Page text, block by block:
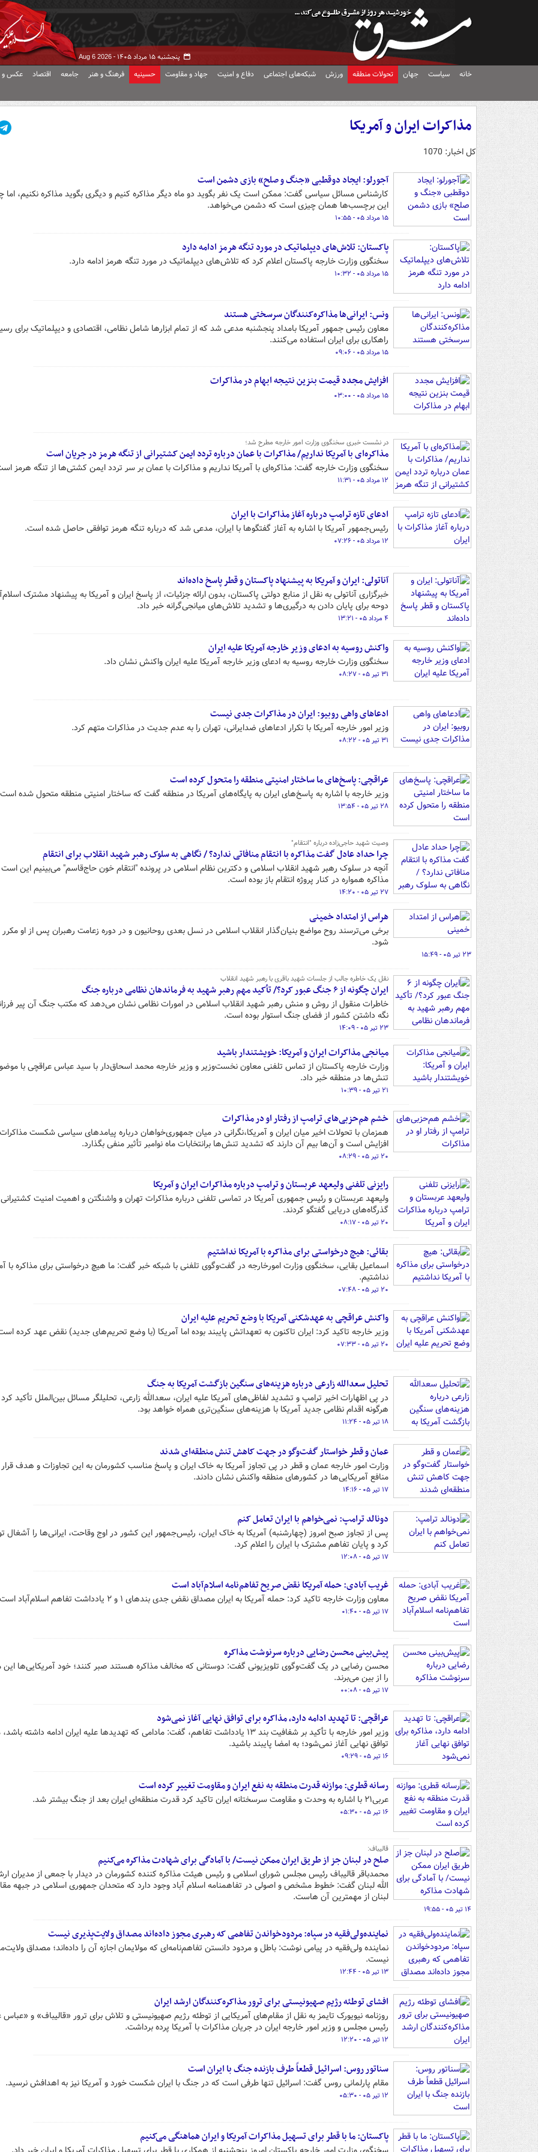
پنجشنبه ۱۵ مرداد ۱۴۰۵ - Aug 6 2026
خانه سیاست جهان تحولات منطقه ورزش شبکه‌های اجتماعی دفاع و امنیت جهاد و مقاومت حسینیه فرهنگ و هنر جامعه اقتصاد عکس و
مذاکرات ایران و آمریکا
کل اخبار: 1070
آجورلو: ایجاد دوقطبی «جنگ و صلح‌» بازی دشمن است
کارشناس مسائل سیاسی گفت: ممکن است یک نفر بگوید دو ماه دیگر مذاکره کنیم و دیگری بگوید مذاکره نکنیم، اما
این برچسب‌ها همان چیزی است که دشمن می‌خواهد.
۱۵ مرداد ۰۵ - ۱۰:۵۵
پاکستان: تلاش‌های دیپلماتیک در مورد تنگه هرمز ادامه دارد
سخنگوی وزارت خارجه پاکستان اعلام کرد که تلاش‌های دیپلماتیک در مورد تنگه هرمز ادامه دارد.
۱۵ مرداد ۰۵ - ۱۰:۳۲
ونس: ایرانی‌ها مذاکره‌کنندگان سرسختی هستند
معاون رئیس جمهور آمریکا بامداد پنجشنبه مدعی شد که از تمام ابزارها شامل نظامی، اقتصادی و دیپلماتیک برای
راهکاری برای ایران استفاده می‌کنند.
۱۵ مرداد ۰۵ - ۰۹:۰۶
افزایش مجدد قیمت بنزین نتیجه ابهام در مذاکرات
۱۵ مرداد ۰۵ - ۰۳:۰۰
در نشست خبری سخنگوی وزارت امور خارجه مطرح شد؛
مذاکره‌ای با آمریکا نداریم/ مذاکرات با عمان درباره تردد ایمن کشتیرانی از تنگه هرمز در جریان است
سخنگوی وزارت خارجه گفت: مذاکره‌ای با آمریکا نداریم و مذاکرات با عمان بر سر تردد ایمن کشتی‌ها از تنگه هرمز
۱۲ مرداد ۰۵ - ۱۱:۳۱
ادعای تازه ترامپ درباره آغاز مذاکرات با ایران
رئیس‌جمهور آمریکا با اشاره به آغاز گفتگوها با ایران، مدعی شد که درباره تنگه هرمز توافقی حاصل شده است.
۱۲ مرداد ۰۵ - ۰۷:۲۶
آناتولی: ایران و آمریکا به پیشنهاد پاکستان و قطر پاسخ داده‌اند
خبرگزاری آناتولی به نقل از منابع دولتی پاکستان، بدون ارائه جزئیات، از پاسخ ایران و آمریکا به پیشنهاد مشترک
دوحه برای پایان دادن به درگیری‌ها و تشدید تلاش‌های میانجی‌گرانه خبر داد.
۴ مرداد ۰۵ - ۱۳:۲۱
واکنش روسیه به ادعای وزیر خارجه آمریکا علیه ایران
سخنگوی وزارت خارجه روسیه به ادعای وزیر خارجه آمریکا علیه ایران واکنش نشان داد.
۳۱ تیر ۰۵ - ۰۸:۲۷
ادعاهای واهی روبیو: ایران در مذاکرات جدی نیست
وزیر امور خارجه آمریکا با تکرار ادعاهای ضدایرانی، تهران را به عدم جدیت در مذاکرات متهم کرد.
۳۱ تیر ۰۵ - ۰۸:۲۲
عراقچی: پاسخ‌های ما ساختار امنیتی منطقه را متحول کرده است
وزیر خارجه با اشاره به پاسخ‌های ایران به پایگاه‌های آمریکا در منطقه گفت که ساختار امنیتی منطقه متحول شده
۲۸ تیر ۰۵ - ۱۳:۵۴
وصیت شهید حاجی‌زاده درباره "انتقام"
چرا حداد عادل گفت مذاکره با انتقام منافاتی ندارد؟ / نگاهی به سلوک رهبر شهید انقلاب برای انتقام
آنچه در سلوک رهبر شهید انقلاب اسلامی و دکترین نظام اسلامی در پرونده "انتقام خون حاج‌قاسم" می‌بینیم این
مذاکره همواره در کنار پروژه انتقام باز بوده است.
۲۷ تیر ۰۵ - ۱۴:۲۰
هراس از امتداد خمینی
برخی می‌ترسند روح مواضع بنیان‌گذار انقلاب اسلامی در نسل بعدی روحانیون و در دوره زعامت رهبران پس از او
شود.
۲۳ تیر ۰۵ - ۱۵:۴۹
نقل یک خاطره جالب از جلسات شهید باقری با رهبر شهید انقلاب
ایران چگونه از ۶ جنگ عبور کرد؟/ تأکید مهم رهبر شهید به فرماندهان نظامی درباره جنگ
خاطرات منقول از روش و منش رهبر شهید انقلاب اسلامی در امورات نظامی نشان می‌دهد که مکتب جنگ آن پیر
نگه داشتن کشور از فضای جنگ استوار بوده است.
۲۳ تیر ۰۵ - ۱۴:۰۹
میانجی مذاکرات ایران و آمریکا: خویشتندار باشید
وزارت خارجه پاکستان از تماس تلفنی معاون نخست‌وزیر و وزیر خارجه محمد اسحاق‌دار با سید عباس عراقچی با
تنش‌ها در منطقه خبر داد.
۲۱ تیر ۰۵ - ۱۰:۳۹
خشم هم‌حزبی‌های ترامپ از رفتار او در مذاکرات
همزمان با تحولات اخیر میان ایران و آمریکا،نگرانی در میان جمهوری‌خواهان درباره پیامدهای سیاسی شکست
افزایش است و آن‌ها بیم آن دارند که تشدید تنش‌ها برانتخابات ماه نوامبر تأثیر منفی بگذارد.
۲۰ تیر ۰۵ - ۰۸:۲۹
رایزنی تلفنی ولیعهد عربستان و ترامپ درباره مذاکرات ایران و آمریکا
ولیعهد عربستان و رئیس جمهوری آمریکا در تماسی تلفنی درباره مذاکرات تهران و واشنگتن و اهمیت امنیت
گذرگاه‌های دریایی گفتگو کردند.
۲۰ تیر ۰۵ - ۰۸:۱۷
بقائی: هیچ درخواستی برای مذاکره با آمریکا نداشتیم
اسماعیل بقایی، سخنگوی وزارت امورخارجه در گفت‌وگوی تلفنی با شبکه خبر گفت: ما هیچ درخواستی برای مذاکره با
نداشتیم.
۲۰ تیر ۰۵ - ۰۷:۴۸
واکنش عراقچی به عهدشکنی آمریکا با وضع تحریم علیه ایران
وزیر خارجه تاکید کرد: ایران تاکنون به تعهداتش پایبند بوده اما آمریکا (با وضع تحریم‌های جدید) نقض عهد کرده
۲۰ تیر ۰۵ - ۰۷:۳۳
تحلیل سعدالله زارعی درباره هزینه‌های سنگین بازگشت آمریکا به جنگ
در پی اظهارات اخیر ترامپ و تشدید لفاظی‌های آمریکا علیه ایران، سعدالله زارعی، تحلیلگر مسائل بین‌الملل تأکید
هرگونه اقدام نظامی جدید آمریکا با هزینه‌های سنگین‌تری همراه خواهد بود.
۱۸ تیر ۰۵ - ۱۱:۲۴
عمان و قطر خواستار گفت‌وگو در جهت کاهش تنش‌ منطقه‌ای شدند
وزارت امور خارجه عمان و قطر در پی تجاوز آمریکا به خاک ایران و پاسخ مناسب کشورمان به این تجاوزات و هدف
منافع‌ آمریکایی‌ها در کشورهای منطقه واکنش نشان دادند.
۱۷ تیر ۰۵ - ۱۴:۱۶
دونالد ترامپ: نمی‌خواهم با ایران تعامل کنم
پس از تجاوز صبح امروز (چهارشنبه) آمریکا به خاک ایران، رئیس‌جمهور این کشور در اوج وقاحت، ایرانی‌ها را
کرد و پایان تفاهم مشترک با ایران را اعلام کرد.
۱۷ تیر ۰۵ - ۱۲:۰۸
غریب آبادی: حمله آمریکا نقض صریح تفاهم‌نامه اسلام‌آباد است
معاون وزارت خارجه تاکید کرد: حمله آمریکا به ایران مصداق نقض جدی بندهای ۱ و ۲ یادداشت تفاهم اسلام‌آباد است.
۱۷ تیر ۰۵ - ۰۱:۴۰
پیش‌بینی محسن رضایی درباره سرنوشت مذاکره
محسن رضایی در یک گفت‌وگوی تلویزیونی گفت: دوستانی که مخالف مذاکره هستند صبر کنند؛ خود آمریکایی‌ها این
را از بین می‌برند.
۱۷ تیر ۰۵ - ۰۰:۰۸
عراقچی: تا تهدید ادامه دارد، مذاکره برای توافق نهایی آغاز نمی‌شود
وزیر امور خارجه با تأکید بر شفافیت بند ۱۳ یادداشت تفاهم، گفت: مادامی که تهدیدها علیه ایران ادامه داشته
توافق نهایی آغاز نمی‌شود؛ به امضا پایبند باشید.
۱۶ تیر ۰۵ - ۰۹:۲۹
رسانه قطری: موازنه قدرت منطقه به نفع ایران و مقاومت تغییر کرده است
عربی۲۱ با اشاره به وحدت و مقاومت سرسختانه ایران تاکید کرد قدرت منطقه‌ای ایران بعد از جنگ بیشتر شد.
۱۶ تیر ۰۵ - ۰۵:۳۰
قالیباف:
صلح در لبنان جز از طریق ایران ممکن‌ نیست/ با آمادگی برای شهادت مذاکره می‌کنیم
محمدباقر قالیباف رئیس مجلس شورای اسلامی و رئیس هیئت مذاکره کننده کشورمان در دیدار با جمعی از مدیران
الله لبنان گفت: خطوط مشخص و اصولی در تفاهمنامه اسلام آباد وجود دارد که متحدان جمهوری اسلامی در جبهه
لبنان از مهمترین آن هاست‌.
۱۴ تیر ۰۵ - ۱۹:۵۵
نماینده‌ولی‌فقیه در سپاه: مردودخواندن تفاهمی که رهبری مجوز داده‌اند مصداق ولایت‌پذیری نیست
نماینده ولی‌فقیه در پیامی نوشت: باطل و مردود دانستن تفاهم‌نامه‌ای که مولایمان اجازه آن را داده‌اند؛ مصداق
نیست.
۱۳ تیر ۰۵ - ۱۲:۴۴
افشای توطئه رژیم صهیونیستی برای ترور مذاکره‌کنندگان ارشد ایران
روزنامه نیویورک تایمز به نقل از مقام‌های آمریکایی از توطئه رژیم صهیونیستی و تلاش برای ترور «قالیباف» و
رئیس مجلس و وزیر امور خارجه ایران در جریان مذاکرات با آمریکا پرده برداشت.
۱۲ تیر ۰۵ - ۱۲:۲۰
سناتور روس: اسرائیل قطعاً طرف بازنده جنگ با ایران است
مقام پارلمانی روس گفت: اسرائیل تنها طرفی است که در جنگ با ایران شکست خورد و آمریکا نیز به اهدافش نرسید.
۱۲ تیر ۰۵ - ۰۵:۳۰
پاکستان: ما با قطر برای تسهیل مذاکرات آمریکا و ایران هماهنگی می‌کنیم